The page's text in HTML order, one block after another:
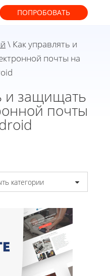
ПОПРОБОВАТЬ
\ Как управлять и
почты на
и защищать
почты
категории